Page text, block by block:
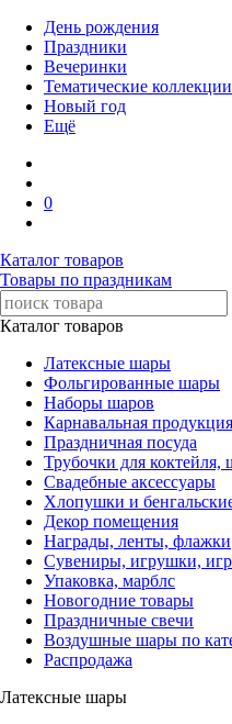
День рождения
Праздники
Вечеринки
Тематические коллекции
Новый год
Ещё
0
Каталог товаров
Товары по праздникам
Каталог товаров
Латексные шары
Фольгированные шары
Наборы шаров
Карнавальная продукция
Праздничная посуда
Трубочки для
Свадебные аксессуары
Хлопушки и
Декор помещения
Награды, ленты, флажки
Сувениры, игрушки,
Упаковка, марблс
Новогодние товары
Праздничные свечи
Воздушные шары по
Распродажа
Латексные шары